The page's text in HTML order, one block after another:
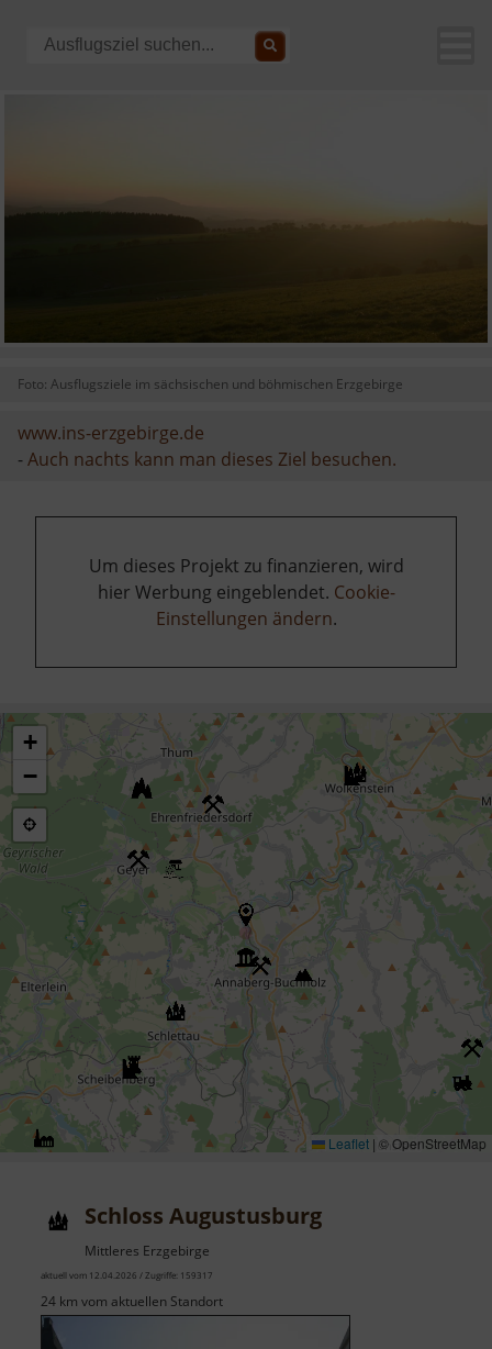
Foto: Ausflugsziele im sächsischen und böhmischen Erzgebirge
www.ins-erzgebirge.de
-Auch nachts kann man dieses Ziel besuchen.
Um dieses Projekt zu finanzieren, wird
hier Werbung eingeblendet. Cookie-
Einstellungen ändern.
+
−
Leaflet | © OpenStreetMap
Schloss Augustusburg
Mittleres Erzgebirge
aktuell vom 12.04.2026 / Zugriffe: 159317
24 km vom aktuellen Standort